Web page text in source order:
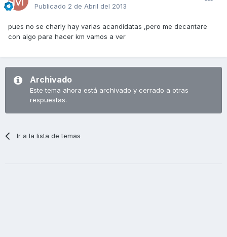
Publicado 2 de Abril del 2013
pues no se charly hay varias acandidatas ,pero me decantare
con algo para hacer km vamos a ver
Archivado
Este tema ahora está archivado y cerrado a otras
respuestas.
Ir a la lista de temas